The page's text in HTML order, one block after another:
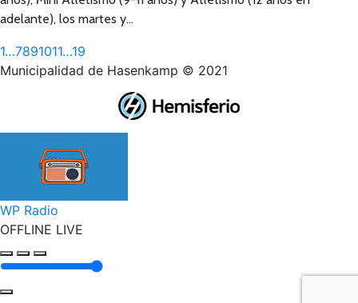
adelante), los martes y…
1…7891011…19
Municipalidad de Hasenkamp © 2021
Tienda
WP Radio
OFFLINE LIVE